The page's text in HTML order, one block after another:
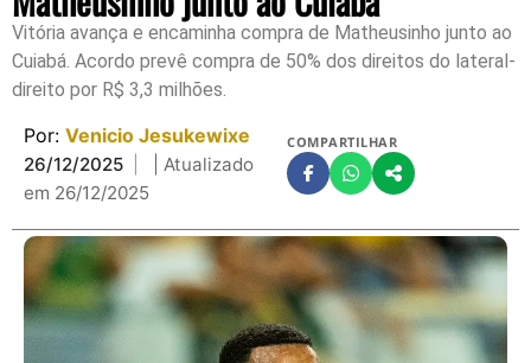
Vitória avança e encaminha compra de Matheusinho junto ao
Cuiabá. Acordo prevê compra de 50% dos direitos do lateral-
direito por R$ 3,3 milhões.
Por: Venicio Jesukewixe
26/12/2025
| Atualizado
em 26/12/2025
COMPARTILHAR